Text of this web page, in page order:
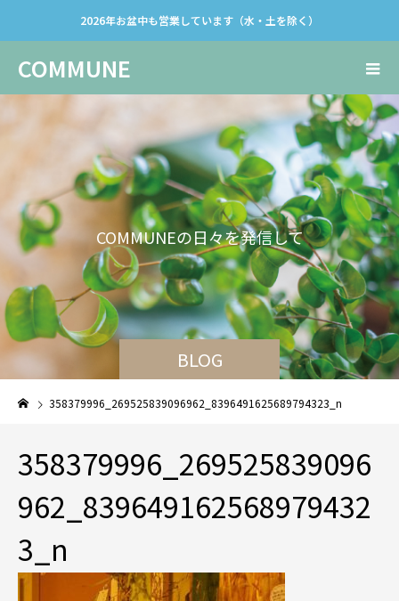
2026年お盆中も営業しています（水・土を除く）
COMMUNE
BLOG
COM MUNEの日々を発信していきます。
358379996_269525839096962_8396491625689794323_n
358379996_269525839096
962_839649162568979432
3_n